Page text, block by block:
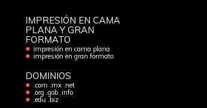
IMPRESIÓN EN CAMA
PLANA Y GRAN
FORMATO
impresión en cama plana
impresión en gran formato
DOMINIOS
.com .mx .net
.org .gob .info
.edu .biz